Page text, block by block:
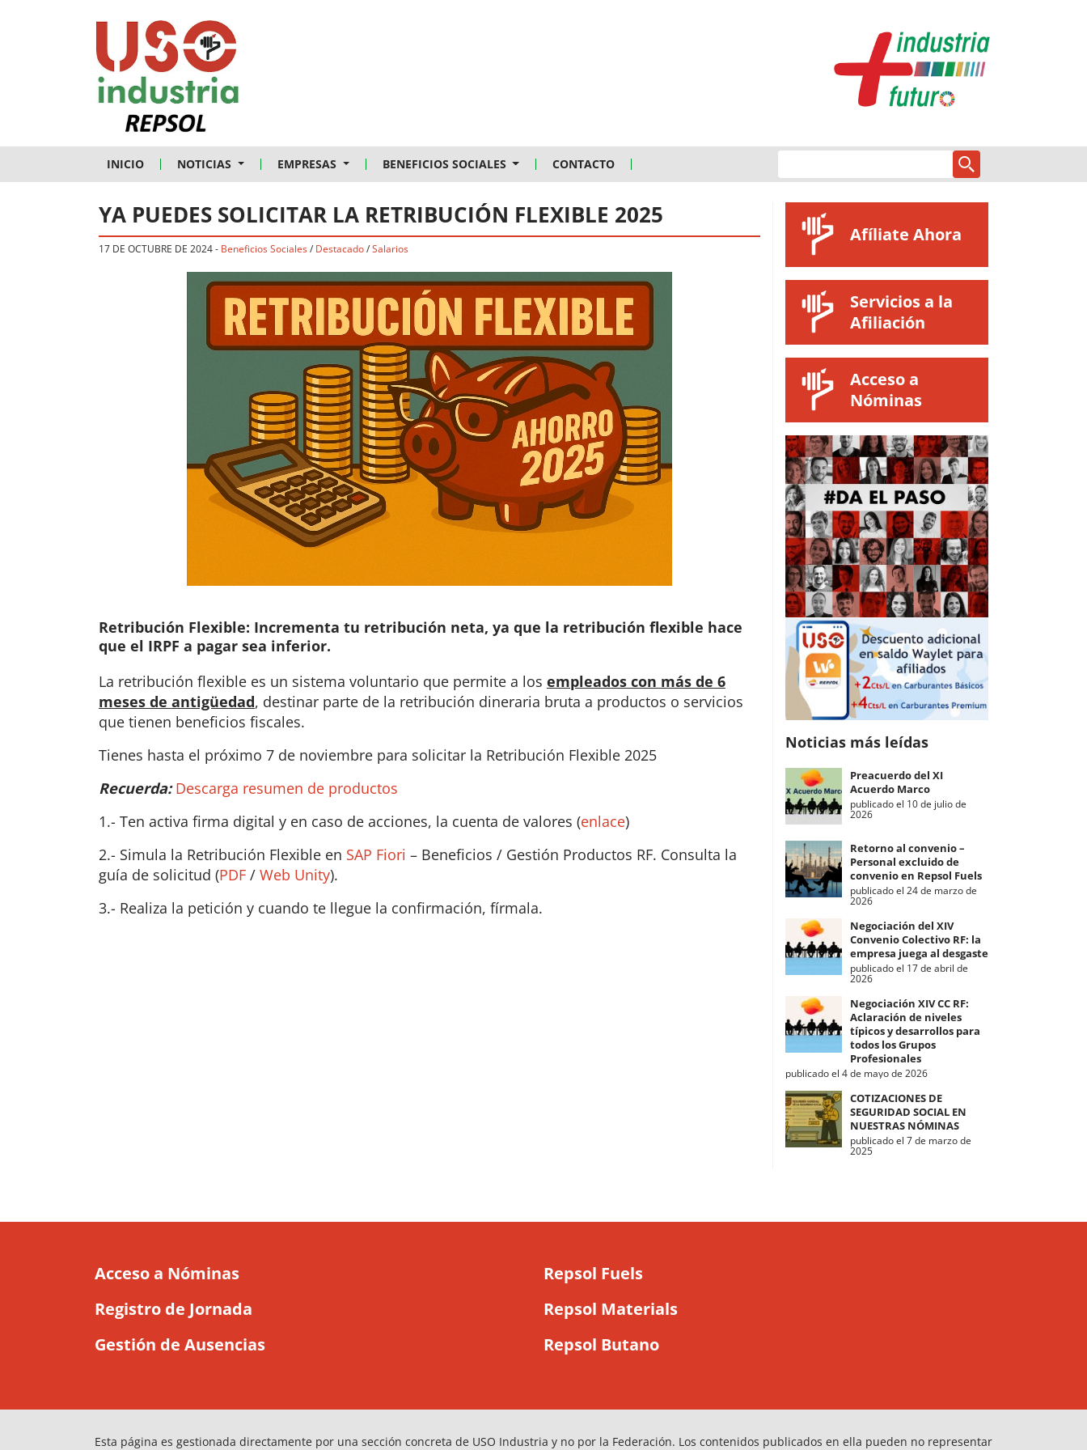
INICIO NOTICIAS EMPRESAS BENEFICIOS SOCIALES CONTACTO
YA PUEDES SOLICITAR LA RETRIBUCIÓN FLEXIBLE 2025
17 DE OCTUBRE DE 2024- Beneficios Sociales/ Destacado/Salarios
Retribución Flexible: Incrementa tu retribución neta, ya que la retribución flexible hace
que el IRPF a pagar sea inferior.
La retribución flexible es un sistema voluntario que permite a los empleados con más de 6
meses de antigüedad, destinar parte de la retribución dineraria bruta a productos o servicios
que tienen beneficios fiscales.
Tienes hasta el próximo 7 de noviembre para solicitar la Retribución Flexible 2025
Recuerda:Descarga resumen de productos
1.- Ten activa firma digital y en caso de acciones, la cuenta de valores (enlace)
2.- Simula la Retribución Flexible en SAP Fiori – Beneficios / Gestión Productos RF. Consulta la
guía de solicitud (PDF / Web Unity).
3.- Realiza la petición y cuando te llegue la confirmación, fírmala.
Afíliate Ahora
Servicios a la
Afiliación
Acceso a
Nóminas
Noticias más leídas
Preacuerdo del XI
Acuerdo Marco
publicado el 10 de julio de
2026
Retorno al convenio –
Personal excluido de
convenio en Repsol Fuels
publicado el 24 de marzo de
2026
Negociación del XIV
Convenio Colectivo RF: la
empresa juega al desgaste
publicado el 17 de abril de
2026
Negociación XIV CC RF:
Aclaración de niveles
típicos y desarrollos para
todos los Grupos
Profesionales
publicado el 4 de mayo de 2026
COTIZACIONES DE
SEGURIDAD SOCIAL EN
NUESTRAS NÓMINAS
publicado el 7 de marzo de
2025
Acceso a Nóminas
Registro de Jornada
Gestión de Ausencias
Repsol Fuels
Repsol Materials
Repsol Butano
Esta página es gestionada directamente por una sección concreta de USO Industria y no por la Federación. Los contenidos publicados en ella pueden no representar